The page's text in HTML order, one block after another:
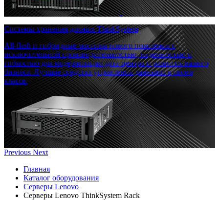
Системы хранения данных ThinkSystem
All-flash и гибридные массивы нового поколения с
исключительной производительностью, надежностью и
гибкостью для модернизации дата-центра и развития вашего
бизнеса. Лучшие средства управления данными в своем
классе.
Previous Next
Главная
Каталог оборудования
Серверы Lenovo
Серверы Lenovo ThinkSystem Rack